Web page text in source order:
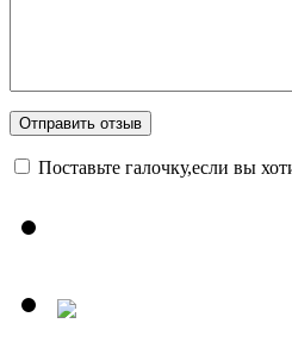
Поставьте галочку,если вы